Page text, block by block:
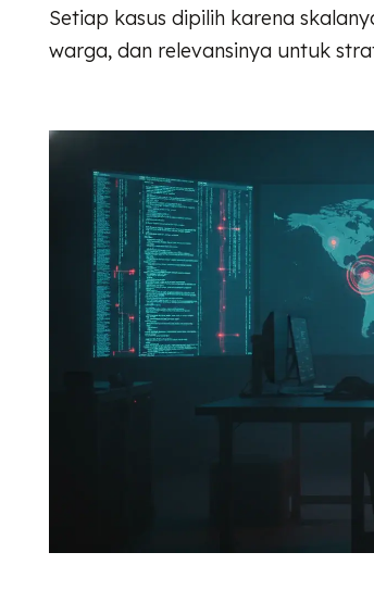
Setiap kasus dipilih karena
warga, dan relevansinya untuk